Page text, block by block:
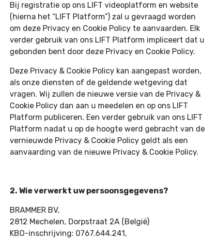
Bij registratie op ons LIFT videoplatform en website
(hierna het “LIFT Platform”) zal u gevraagd worden
om deze Privacy en Cookie Policy te aanvaarden. Elk
verder gebruik van ons LIFT Platform impliceert dat u
gebonden bent door deze Privacy en Cookie Policy.
Deze Privacy & Cookie Policy kan aangepast worden,
als onze diensten of de geldende wetgeving dat
vragen. Wij zullen de nieuwe versie van de Privacy &
Cookie Policy dan aan u meedelen en op ons LIFT
Platform publiceren. Een verder gebruik van ons LIFT
Platform nadat u op de hoogte werd gebracht van de
vernieuwde Privacy & Cookie Policy geldt als een
aanvaarding van de nieuwe Privacy & Cookie Policy.
2. Wie verwerkt uw persoonsgegevens?
BRAMMER BV,
2812 Mechelen, Dorpstraat 2A (België)
KBO-inschrijving: 0767.644.241,